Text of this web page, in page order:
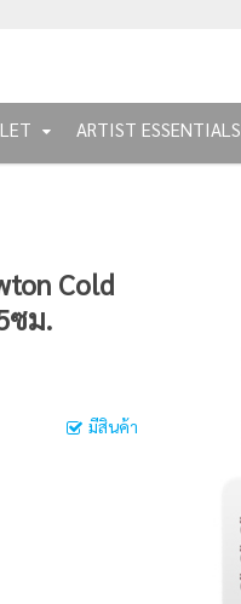
ARTIST ESSENTIALS
Cold
ซม.
มีสินค้า